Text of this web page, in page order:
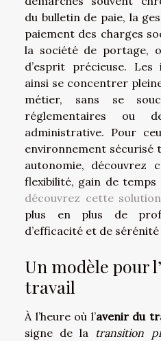
du bulletin de paie, la
paiement des charges
la société de portage,
d’esprit précieuse. Les
ainsi se concentrer
métier, sans se
réglementaires ou
administrative. Pour
environnement
autonomie, découvrez
flexibilité, gain de
découvrez cette solution
plus en plus de
d’efficacité et de
Un modèle pour
travail
À l’heure où l’avenir du
signe de la transition